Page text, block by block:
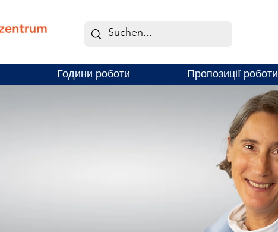
Години роботи Пропозиції роботи